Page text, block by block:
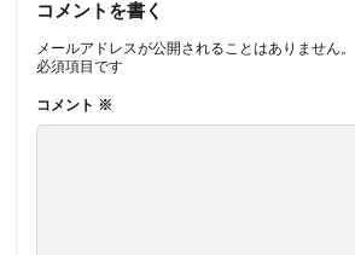
コメントを書く
メールアドレスが公開されることはありません。
必須項目です
コメント ※